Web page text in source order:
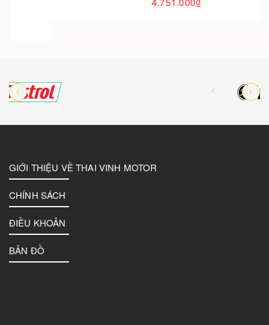
GIỚI THIỆU VỀ THAI VINH MOTOR
CHÍNH SÁCH
ĐIỀU KHOẢN
BẢN ĐỒ